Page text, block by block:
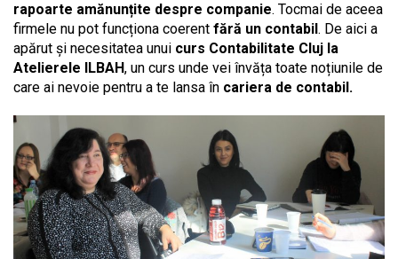
rapoarte amănunțite despre companie. Tocmai de aceea
firmele nu pot funcționa coerent fără un contabil. De aici a
apărut și necesitatea unui curs Contabilitate Cluj la
Atelierele ILBAH, un curs unde vei învăța toate noțiunile de
care ai nevoie pentru a te lansa în cariera de contabil.